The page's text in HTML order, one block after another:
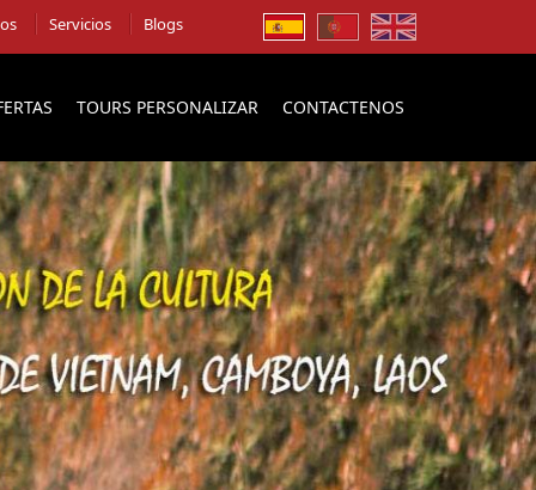
Servicios Blogs
TOURS PERSONALIZAR CONTACTENOS